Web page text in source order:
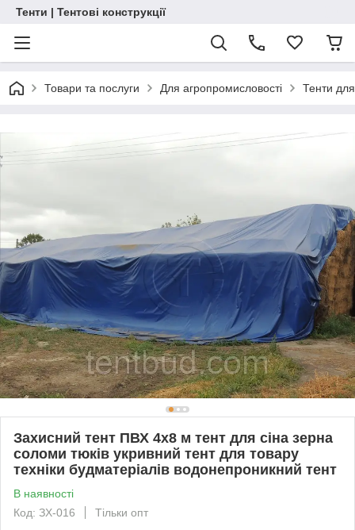
Тенти | Тентові конструкції
Товари та послуги Для агропромисловості Тенти для
Захисний тент ПВХ 4х8 м тент для сіна зерна
соломи тюків укривний тент для товару
техніки будматеріалів водонепроникний тент
В наявності
Код: ЗХ-016
Тільки опт